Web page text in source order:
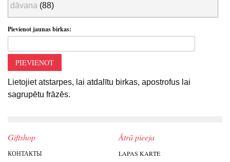
dāvana (88)
Pievienot jaunas birkas:
PIEVIENOT
Lietojiet atstarpes, lai atdalītu birkas, apostrofus lai
sagrupētu frāzēs.
Giftshop
КОНТАКТЫ
Ātrā pieeja
LAPAS KARTE